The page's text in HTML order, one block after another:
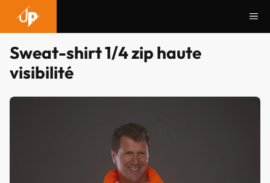
contenu
Sweat-shirt 1/4 zip haute
visibilité